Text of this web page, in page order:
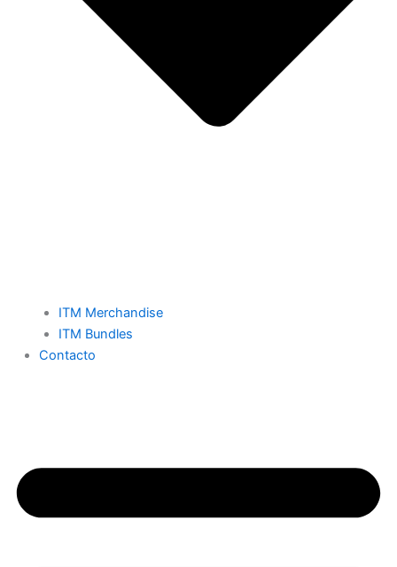
ITM Merchandise
ITM Bundles
Contacto